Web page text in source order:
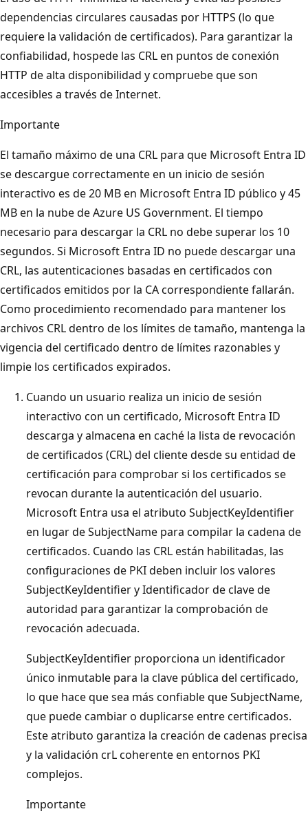
dependencias circulares causadas por HTTPS (lo que
requiere la validación de certificados). Para garantizar la
confiabilidad, hospede las CRL en puntos de conexión
HTTP de alta disponibilidad y compruebe que son
accesibles a través de Internet.
Importante
El tamaño máximo de una CRL para que Microsoft Entra ID
se descargue correctamente en un inicio de sesión
interactivo es de 20 MB en Microsoft Entra ID público y 45
MB en la nube de Azure US Government. El tiempo
necesario para descargar la CRL no debe superar los 10
segundos. Si Microsoft Entra ID no puede descargar una
CRL, las autenticaciones basadas en certificados con
certificados emitidos por la CA correspondiente fallarán.
Como procedimiento recomendado para mantener los
archivos CRL dentro de los límites de tamaño, mantenga la
vigencia del certificado dentro de límites razonables y
limpie los certificados expirados.
Cuando un usuario realiza un inicio de sesión
interactivo con un certificado, Microsoft Entra ID
descarga y almacena en caché la lista de revocación
de certificados (CRL) del cliente desde su entidad de
certificación para comprobar si los certificados se
revocan durante la autenticación del usuario.
Microsoft Entra usa el atributo SubjectKeyIdentifier
en lugar de SubjectName para compilar la cadena de
certificados. Cuando las CRL están habilitadas, las
configuraciones de PKI deben incluir los valores
SubjectKeyIdentifier y Identificador de clave de
autoridad para garantizar la comprobación de
revocación adecuada.
SubjectKeyIdentifier proporciona un identificador
único inmutable para la clave pública del certificado,
lo que hace que sea más confiable que SubjectName,
que puede cambiar o duplicarse entre certificados.
Este atributo garantiza la creación de cadenas precisa
y la validación crL coherente en entornos PKI
complejos.
Importante